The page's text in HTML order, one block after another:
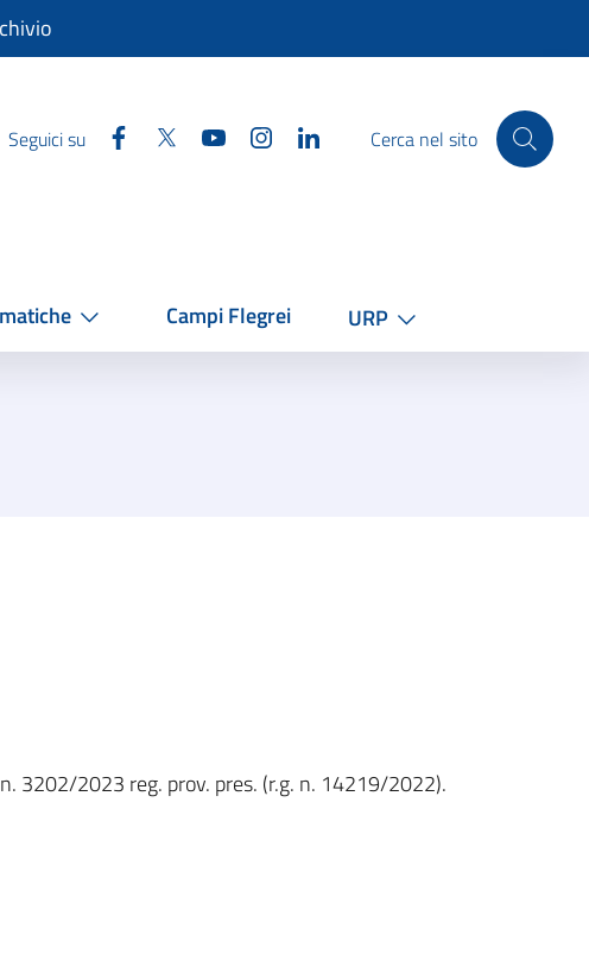
Seguici su Facebook
Twitter YouTube InstagramLinkedinCerca nel sito
Campi Flegrei URP
3202/2023 reg. prov. pres. (r.g. n. 14219/2022).